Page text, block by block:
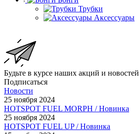
Трубки
Аксессуары
Будьте в курсе наших акций и новостей
Подписаться
Новости
25 ноября 2024
HOTSPOT FUEL MORPH / Новинка
25 ноября 2024
HOTSPOT FUEL UP / Новинка